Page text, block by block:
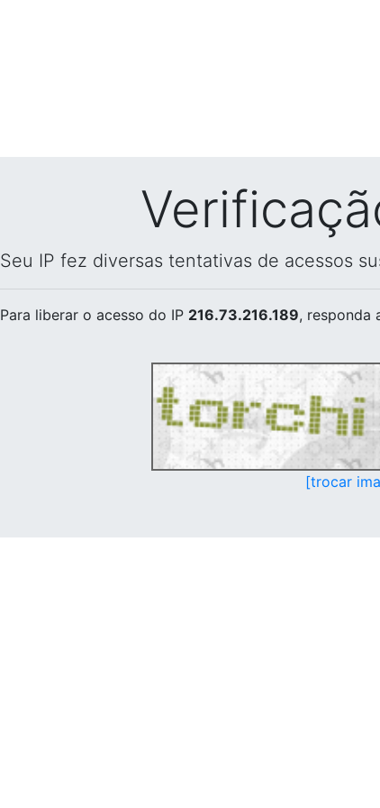
Seu IP fez diversas tentativas de acessos
Para liberar o acesso do IP 216.73.216.189, responda
[trocar